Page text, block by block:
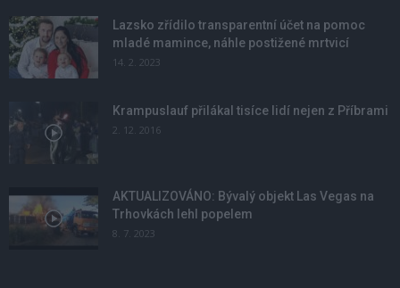
Lazsko zřídilo transparentní účet na pomoc
mladé mamince, náhle postižené mrtvicí
14. 2. 2023
Krampuslauf přilákal tisíce lidí nejen z Příbrami
2. 12. 2016
AKTUALIZOVÁNO: Bývalý objekt Las Vegas na
Trhovkách lehl popelem
8. 7. 2023